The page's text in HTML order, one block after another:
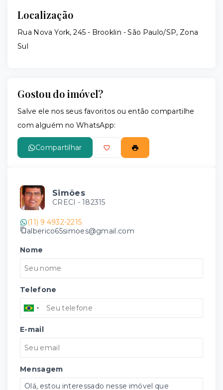
Localização
Rua Nova York, 245 - Brooklin - São Paulo/SP, Zona
Sul
Gostou do imóvel?
Salve ele nos seus favoritos ou então compartilhe
com alguém no WhatsApp:
Compartilhar
Simões
CRECI - 182315
(11) 9 4932-2215
alberico65simoes@gmail.com
Nome
Telefone
E-mail
Mensagem